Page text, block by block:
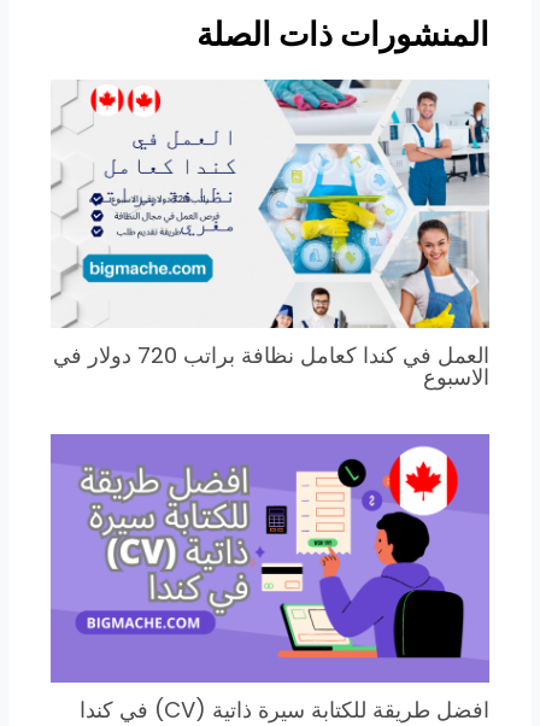
المنشورات ذات الصلة
العمل في كندا كعامل نظافة براتب 720 دولار في
الاسبوع
افضل طريقة للكتابة سيرة ذاتية (CV) في كندا